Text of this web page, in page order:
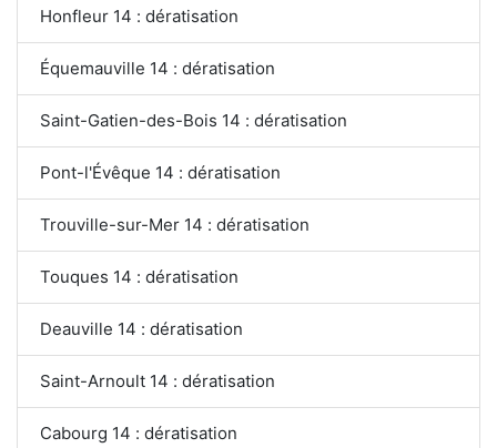
Honfleur 14 : dératisation
Équemauville 14 : dératisation
Saint-Gatien-des-Bois 14 : dératisation
Pont-l'Évêque 14 : dératisation
Trouville-sur-Mer 14 : dératisation
Touques 14 : dératisation
Deauville 14 : dératisation
Saint-Arnoult 14 : dératisation
Cabourg 14 : dératisation